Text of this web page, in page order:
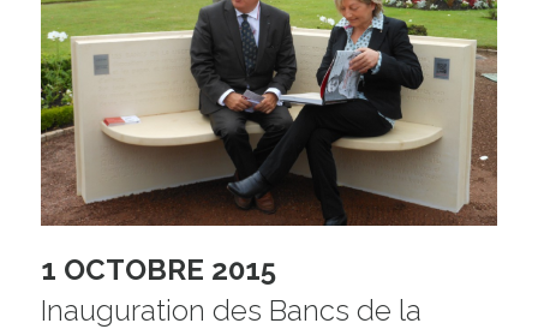
1 OCTOBRE 2015
Inauguration des Bancs de la